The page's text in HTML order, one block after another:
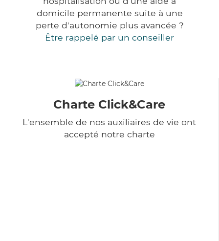
domicile permanente suite à une
perte d'autonomie plus avancée ?
Être rappelé par un conseiller
Charte Click&Care
L'ensemble de nos auxiliaires de vie ont
accepté notre charte